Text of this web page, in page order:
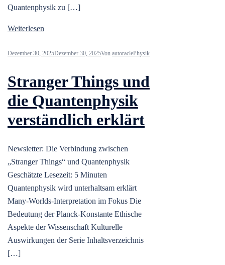
Quantenphysik zu […]
Weiterlesen
Dezember 30, 2025Dezember 30, 2025Von autoraclePhysik
Stranger Things und
die Quantenphysik
verständlich erklärt
Newsletter: Die Verbindung zwischen
„Stranger Things“ und Quantenphysik
Geschätzte Lesezeit: 5 Minuten
Quantenphysik wird unterhaltsam erklärt
Many-Worlds-Interpretation im Fokus Die
Bedeutung der Planck-Konstante Ethische
Aspekte der Wissenschaft Kulturelle
Auswirkungen der Serie Inhaltsverzeichnis
[…]